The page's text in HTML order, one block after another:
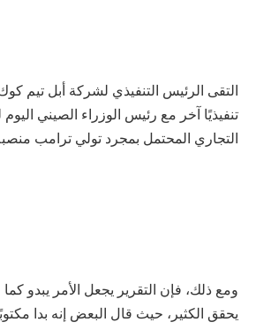
تنفيذيًا آخر مع رئيس الوزراء الصيني
التجاري المحتمل بمجرد تولي ترامب
ومع ذلك، فإن التقرير يجعل الأمر يبدو كما
يحقق الكثير، حيث قال البعض إنه بدا